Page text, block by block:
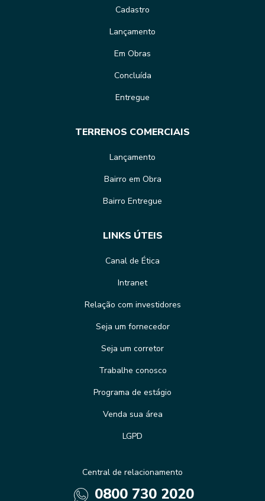
Cadastro
Lançamento
Em Obras
Concluída
Entregue
TERRENOS COMERCIAIS
Lançamento
Bairro em Obra
Bairro Entregue
LINKS ÚTEIS
Canal de Ética
Intranet
Relação com investidores
Seja um fornecedor
Seja um corretor
Trabalhe conosco
Programa de estágio
Venda sua área
LGPD
Central de relacionamento
0800 730 2020